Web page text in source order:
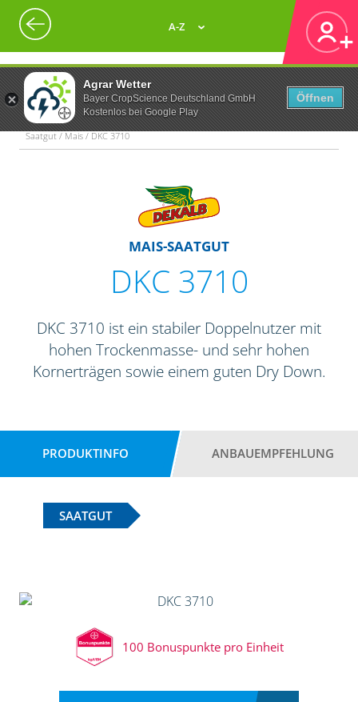
Agrar Wetter
Bayer CropScience Deutschland GmbH
Kostenlos bei Google Play
Öffnen
A-Z
Saatgut / Mais / DKC 3710
MAIS-SAATGUT
DKC 3710
DKC 3710 ist ein stabiler Doppelnutzer mit
hohen Trockenmasse- und sehr hohen
Kornerträgen sowie einem guten Dry Down.
PRODUKTINFO ANBAUEMPFEHLUNG
SAATGUT
100 Bonuspunkte pro Einheit